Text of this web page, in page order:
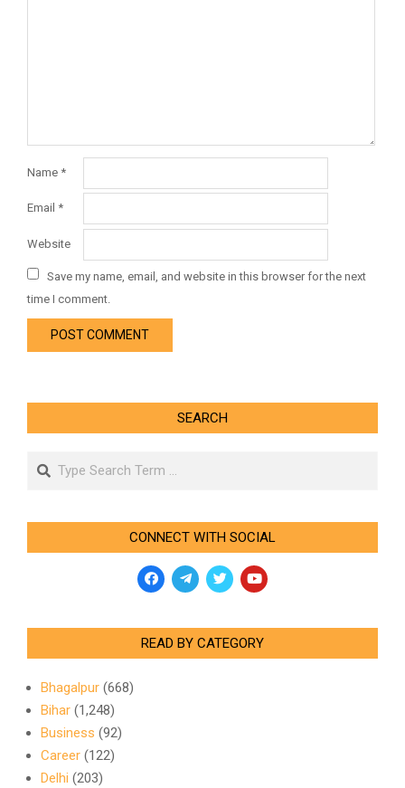
Name *
Email *
Website
Save my name, email, and website in this browser for the next
time I comment.
SEARCH
Search
CONNECT WITH SOCIAL
READ BY CATEGORY
Bhagalpur (668)
Bihar (1,248)
Business (92)
Career (122)
Delhi (203)